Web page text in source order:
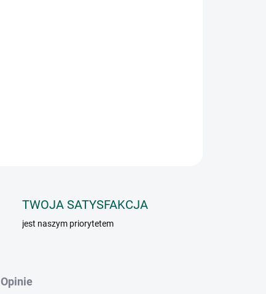
TWOJA SATYSFAKCJA
jest naszym priorytetem
Opinie